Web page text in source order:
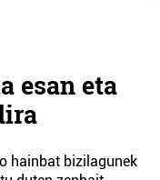
esan eta
hainbat bizilagunek